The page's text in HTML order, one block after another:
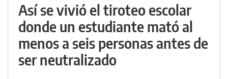
Así se vivió el tiroteo escolar
donde un estudiante mató al
menos a seis personas antes de
ser neutralizado